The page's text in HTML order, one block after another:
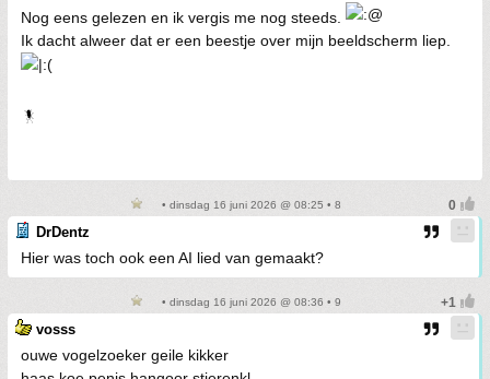
Nog eens gelezen en ik vergis me nog steeds.
Ik dacht alweer dat er een beestje over mijn beeldscherm liep.
• dinsdag 16 juni 2026 @ 08:25 • 8
DrDentz
Hier was toch ook een AI lied van gemaakt?
• dinsdag 16 juni 2026 @ 08:36 • 9
vosss
ouwe vogelzoeker geile kikker